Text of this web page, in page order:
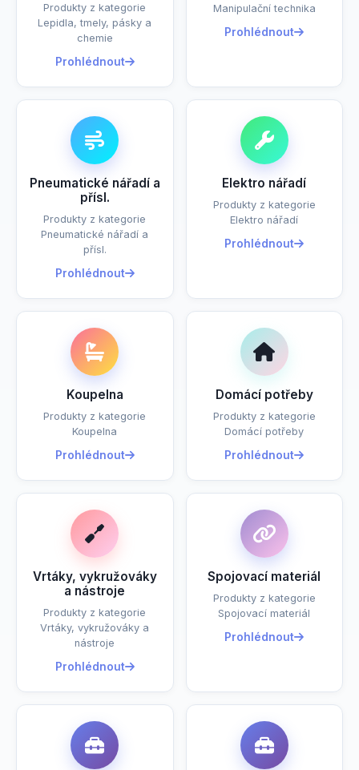
Produkty z kategorie
Lepidla, tmely, pásky a
chemie
Prohlédnout
Manipulační technika
Prohlédnout
Pneumatické nářadí a
přísl.
Produkty z kategorie
Pneumatické nářadí a
přísl.
Prohlédnout
Elektro nářadí
Produkty z kategorie
Elektro nářadí
Prohlédnout
Koupelna
Produkty z kategorie
Koupelna
Prohlédnout
Domácí potřeby
Produkty z kategorie
Domácí potřeby
Prohlédnout
Vrtáky, vykružováky
a nástroje
Produkty z kategorie
Vrtáky, vykružováky a
nástroje
Prohlédnout
Spojovací materiál
Produkty z kategorie
Spojovací materiál
Prohlédnout